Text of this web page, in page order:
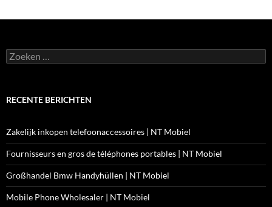
Zoeken
naar:
RECENTE BERICHTEN
Zakelijk inkopen telefoonaccessoires | NT Mobiel
Fournisseurs en gros de téléphones portables | NT Mobiel
Großhandel Bmw Handyhüllen | NT Mobiel
Mobile Phone Wholesaler | NT Mobiel